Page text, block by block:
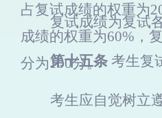
占复试成绩的权重为
成绩的权重为60%，
分为100分。
复试成绩为复试
第十五条 考生复
考生应自觉树立